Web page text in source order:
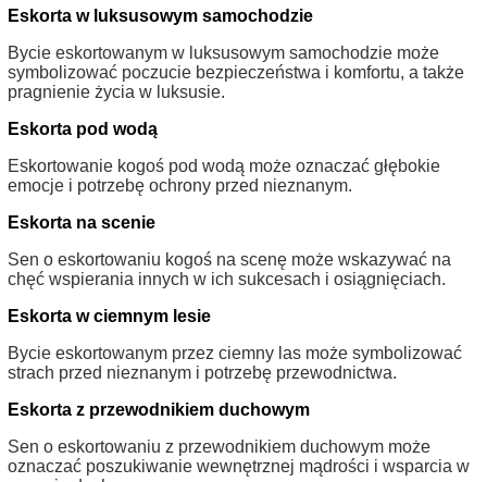
Eskorta w luksusowym samochodzie
Bycie eskortowanym w luksusowym samochodzie może
symbolizować poczucie bezpieczeństwa i komfortu, a także
pragnienie życia w luksusie.
Eskorta pod wodą
Eskortowanie kogoś pod wodą może oznaczać głębokie
emocje i potrzebę ochrony przed nieznanym.
Eskorta na scenie
Sen o eskortowaniu kogoś na scenę może wskazywać na
chęć wspierania innych w ich sukcesach i osiągnięciach.
Eskorta w ciemnym lesie
Bycie eskortowanym przez ciemny las może symbolizować
strach przed nieznanym i potrzebę przewodnictwa.
Eskorta z przewodnikiem duchowym
Sen o eskortowaniu z przewodnikiem duchowym może
oznaczać poszukiwanie wewnętrznej mądrości i wsparcia w